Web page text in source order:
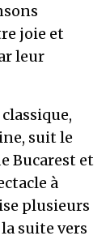
joie et
leur
suit le
Bucarest et
à
plusieurs
suite vers